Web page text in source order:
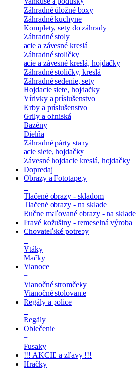
Záhradné úložné boxy
Záhradné kuchyne
Komplety, sety do záhrady
Záhradné stoly
acie a závesné kreslá
Záhradné stoličky
acie a závesné kreslá, hojdačky
Záhradné stoličky, kreslá
Záhradné sedenie, sety
Hojdacie siete, hojdačky
Vírivky a príslušenstvo
Krby a príslušenstvo
Grily a ohniská
Bazény
Dielňa
Záhradné párty stany
acie siete, hojdačky
Závesné hojdacie kreslá, hojdačky
Dopredaj
Obrazy a Fototapety
+
Tlačené obrazy - skladom
Tlačené obrazy - na sklade
Ručne maľované obrazy - na sklade
Pravé kožušiny - remeselná výroba
Chovateľské potreby
+
Vtáky
Mačky
Vianoce
+
Vianočné stromčeky
Vianočné stolovanie
Regály a police
+
Regály
Oblečenie
+
Fusaky
!!! AKCIE a zľavy !!!
Hračky